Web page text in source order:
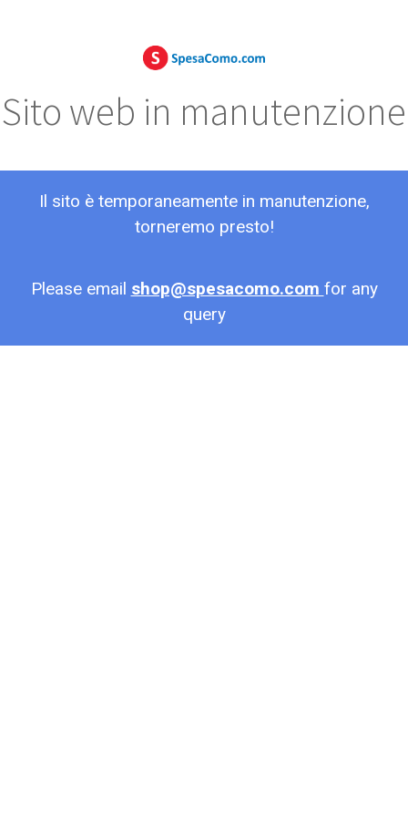
Sito web in manutenzione
Il sito è temporaneamente in manutenzione,
torneremo presto!
Please email shop@spesacomo.com for any
query